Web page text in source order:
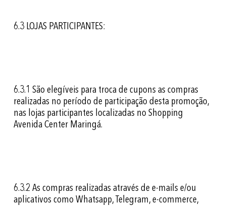
6.3 LOJAS PARTICIPANTES:
6.3.1São elegíveis para troca de cupons as compras
realizadas no período de participação desta promoção,
nas lojas participantes localizadas no Shopping
Avenida Center Maringá.
6.3.2As compras realizadas através de e-mails e/ou
aplicativos como Whatsapp, Telegram, e-commerce,